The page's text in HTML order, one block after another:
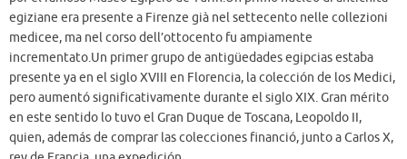
Frankfurt: Museo
Liebieghaus de Escultura
El museo Liegieghaus de escultura
se encuentra situado en una casa palaciega Grunderzeit Villa, que